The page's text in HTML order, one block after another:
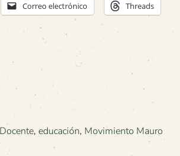
Correo electrónico Threads
, educación, Movimiento Mauro